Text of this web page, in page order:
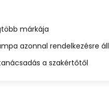
márkája
azonnal rendelkezésre áll
a szakértőtől